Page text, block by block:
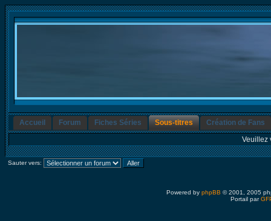
Accueil Forum Fiches Séries Sous-titres
Création de Fans
Veuillez
Sauter vers:
Powered by phpBB © 2001, 2005
Portail par